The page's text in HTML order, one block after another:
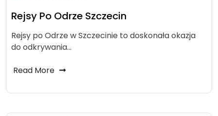
Rejsy Po Odrze Szczecin
Rejsy po Odrze w Szczecinie to doskonała okazja
do odkrywania…
Read More